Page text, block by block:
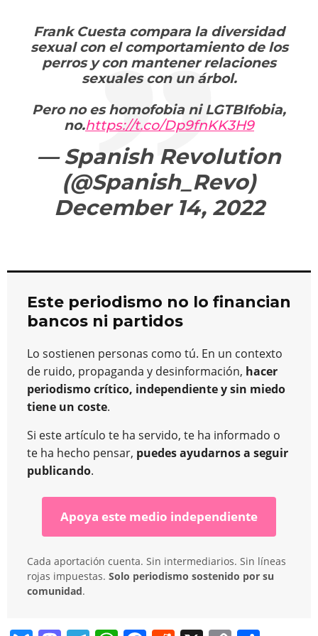
Frank Cuesta compara la diversidad
sexual con el comportamiento de los
perros y con mantener relaciones
sexuales con un árbol.
Pero no es homofobia ni LGTBIfobia,
no.https://t.co/Dp9fnKK3H9
— Spanish Revolution
(@Spanish_Revo)
December 14, 2022
Este periodismo no lo financian
bancos ni partidos
Lo sostienen personas como tú. En un contexto
de ruido, propaganda y desinformación, hacer
periodismo crítico, independiente y sin miedo
tiene un coste.
Si este artículo te ha servido, te ha informado o
te ha hecho pensar, puedes ayudarnos a seguir
publicando.
Apoya este medio independiente
Cada aportación cuenta. Sin intermediarios. Sin líneas
rojas impuestas. Solo periodismo sostenido por su
comunidad.